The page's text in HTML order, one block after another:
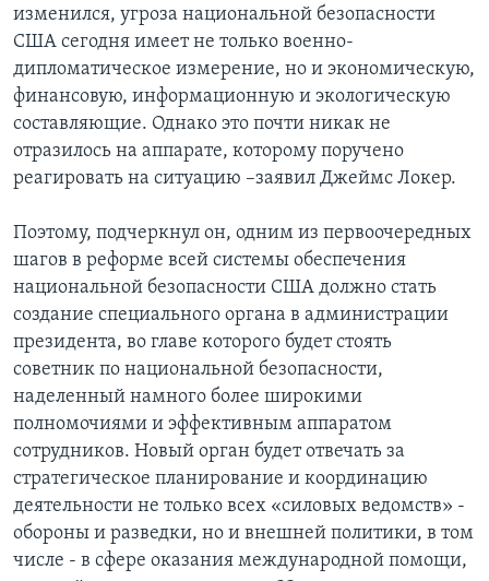
изменился, угроза национальной безопасности
США сегодня имеет не только военно-
дипломатическое измерение, но и экономическую,
финансовую, информационную и экологическую
составляющие. Однако это почти никак не
отразилось на аппарате, которому поручено
реагировать на ситуацию –заявил Джеймс Локер.
Поэтому, подчеркнул он, одним из первоочередных
шагов в реформе всей системы обеспечения
национальной безопасности США должно стать
создание специального органа в администрации
президента, во главе которого будет стоять
советник по национальной безопасности,
наделенный намного более широкими
полномочиями и эффективным аппаратом
сотрудников. Новый орган будет отвечать за
стратегическое планирование и координацию
деятельности не только всех «силовых ведомств» -
обороны и разведки, но и внешней политики, в том
числе - в сфере оказания международной помощи,